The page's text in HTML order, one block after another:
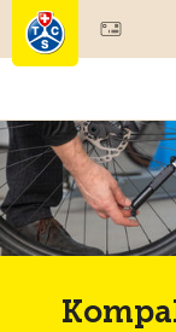
Mitgliedschaft &
Test, Sicherheit &